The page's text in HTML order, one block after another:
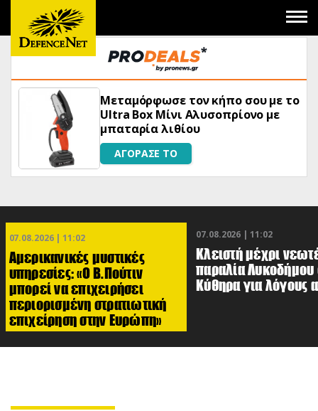
«Μαγική» φόρμουλα τριβόλι + VIP
για αύξηση της λίμπιντο
ΑΓΟΡΑΣΕ ΤΟ
07.08.2026 | 11:02
Αμερικανικές μυστικές
υπηρεσίες: «Ο Β.Πούτιν
μπορεί να επιχειρήσει
περιορισμένη στρατιωτική
επιχείρηση στην Ευρώπη»
07.08.2026 | 11:02
Κλειστή μέχρι
παραλία Λυκοδήμου
Κύθηρα για λόγους